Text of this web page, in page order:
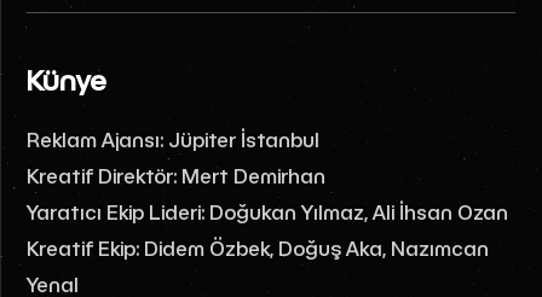
Künye
Reklam Ajansı: Jüpiter İstanbul
Kreatif Direktör: Mert Demirhan
Yaratıcı Ekip Lideri: Doğukan Yılmaz, Ali İhsan Ozan
Kreatif Ekip: Didem Özbek, Doğuş Aka, Nazımcan
Yenal